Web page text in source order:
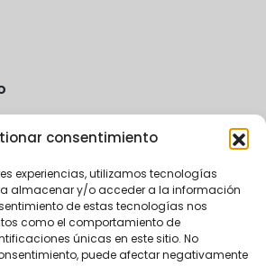
consentimiento
experiencias, utilizamos tecnologías
almacenar y/o acceder a la información
de estas tecnologías nos
como el comportamiento de
únicas en este sitio. No
puede afectar negativamente